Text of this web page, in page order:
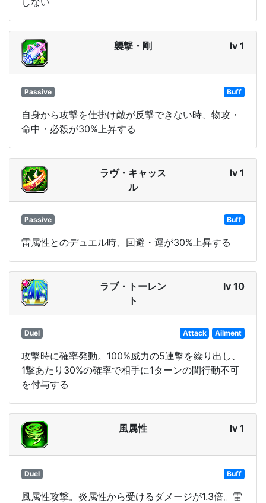
襲撃・剛 lv 1
Passive Buff
自身から攻撃を仕掛け敵が反撃できない時、物攻・
命中・必殺が30%上昇する
ラヴ・キャッス
ル
lv 1
Passive Buff
雷属性とのデュエル時、回避・運が30%上昇する
ラブ・トーレン
ト
lv 10
Duel Attack Ailment
攻撃時に確率発動。100%威力の5連撃を繰り出し、
1撃あたり30%の確率で相手に1ターンの間行動不可
を付与する
風属性 lv 1
Duel Buff
風属性攻撃。炎属性から受けるダメージが1.3倍。雷